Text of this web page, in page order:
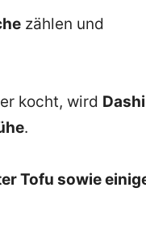
zählen und
kocht, wird
.
Tofu sowie